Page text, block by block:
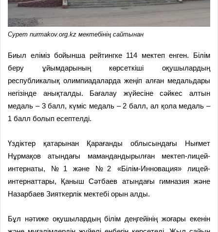
Сурет nurmakov.org.kz мектебінің сайтынан
Биыл еліміз бойынша рейтингке 114 мектеп енген. Білім
беру ұйымдарының көрсеткіші оқушылардың
республикалық олимпиадаларда жеңіп алған медальдары
негізінде анықталды. Бағалау жүйесіне сәйкес алтын
медаль – 3 балл, күміс медаль – 2 балл, ал қола медаль –
1 балл болып есептелді.
Үздіктер қатарынан Қарағанды облысындағы Нығмет
Нұрмақов атындағы мамандандырылған мектеп-лицей-
интернаты, №1 және №2 «Білім-Инновация» лицей-
интернаттары, Қаныш Сәтбаев атындағы гимназия және
Назарбаев Зияткерлік мектебі орын алды.
Бұл нәтиже оқушылардың білім деңгейінің жоғары екенін